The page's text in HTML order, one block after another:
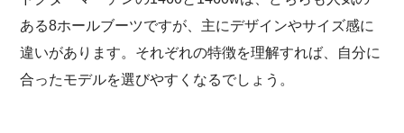
ある8ホールブーツですが、主にデザインやサイズ感に
違いがあります。それぞれの特徴を理解すれば、自分に
合ったモデルを選びやすくなるでしょう。